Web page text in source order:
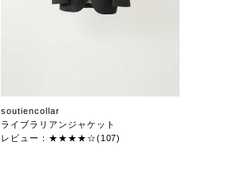
soutiencollar
ライブラリアンジャケット
レビュー：★★★★☆(107)